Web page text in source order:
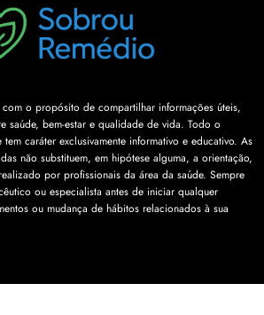
o propósito de compartilhar informações úteis,
saúde, bem-estar e qualidade de vida. Todo o
caráter exclusivamente informativo e educativo. As
não substituem, em hipótese alguma, a orientação,
por profissionais da área da saúde. Sempre
ou especialista antes de iniciar qualquer
ou mudança de hábitos relacionados à sua